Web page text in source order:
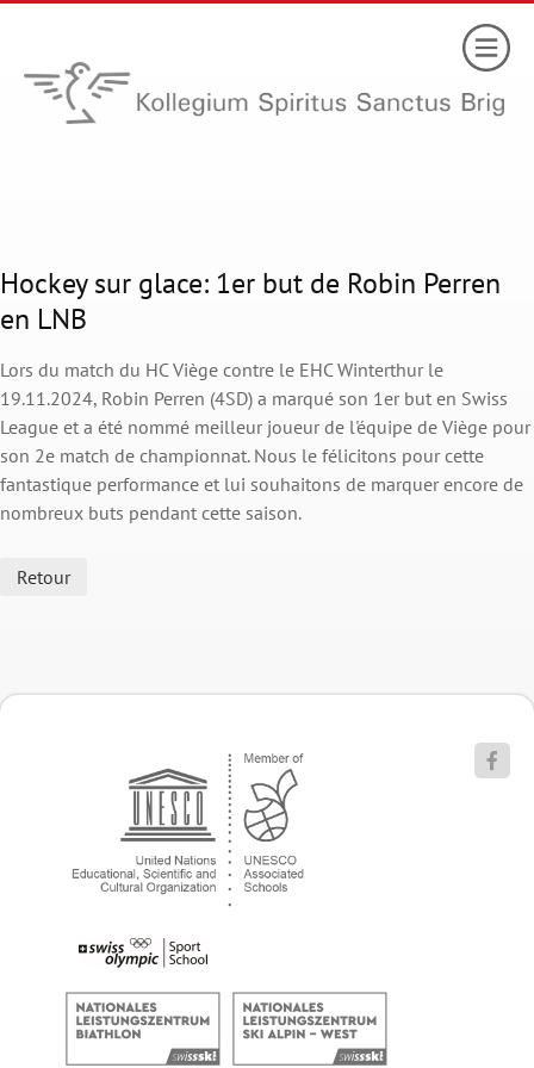
Hockey sur glace: 1er but de Robin Perren
en LNB
Lors du match du HC Viège contre le EHC Winterthur le
19.11.2024, Robin Perren (4SD) a marqué son 1er but en Swiss
League et a été nommé meilleur joueur de l'équipe de Viège pour
son 2e match de championnat. Nous le félicitons pour cette
fantastique performance et lui souhaitons de marquer encore de
nombreux buts pendant cette saison.
Retour
